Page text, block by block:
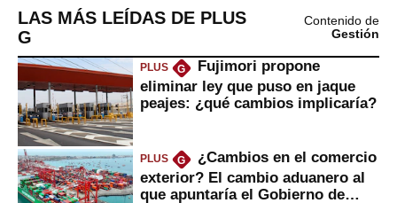
LAS MÁS LEÍDAS DE PLUS
G
Contenido de
Gestión
PLUS G
Fujimori propone
eliminar ley que puso en jaque
peajes: ¿qué cambios implicaría?
PLUS G
¿Cambios en el comercio
exterior? El cambio aduanero al
que apuntaría el Gobierno de